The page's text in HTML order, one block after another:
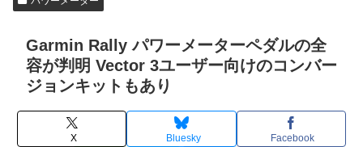
Garmin Rally パワーメーターペダルの全
容が判明 Vector 3ユーザー向けのコンバー
ジョンキットもあり
X Bluesky Facebook